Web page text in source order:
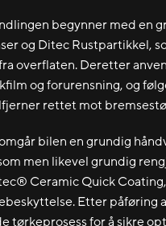
begynner med en
og Ditec Rustpartikkel,
overflaten. Deretter
og forurensning, og
rettet mot
bilen en grundig
men likevel grundig
Ceramic Quick
Etter påføring
tørkeprosess for å sikre